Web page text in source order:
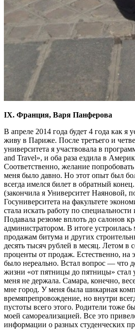
IX. Франция, Варя Панферова
В апреле 2014 года будет 4 года как я
живу в Париже. После третьего и
университета я участвовала в
and Travel», и оба раза ездила в
Соответственно, желание
меня было давно. Но этот опыт был
всегда имелся билет в обратный
(закончила я Университет Наяновой,
Госуниверситета на факультете
стала искать работу по
Подавала резюме вплоть до салонов
администратором. В итоге
продажам битума и других
десять тысяч рублей в месяц. Летом в
проценты от продаж. Естественно, на
было нереально. Встал вопрос — что
жизни «от пятницы до пятницы» стал
меня не держала. Самара, конечно,
мне город. У меня была шикарная
времяпрепровождение, но внутри
пустоты всего этого. Родители тоже
моей самореализацией. Все это
информации о разных студенческих